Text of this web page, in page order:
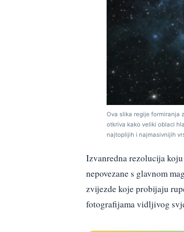
Ova slika regije formiranja
otkriva kako veliki oblaci
najtoplijih i najmasivnijih
Izvanredna rezolucija
nepovezane s glavnom
zvijezde koje probijaju
fotografijama vidljivog